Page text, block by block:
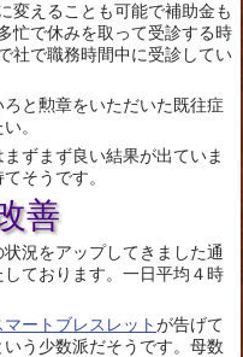
変えることも可能で補助金も
忙で休みを取って受診する時
社で職務時間中に受診してい
と勲章をいただいた既往症
。
ずまず良い結果が出ていま
そうです。
善
況をアップしてきました通
ております。一日平均４時
マートブレスレットが告げて
う少数派だそうです。母数